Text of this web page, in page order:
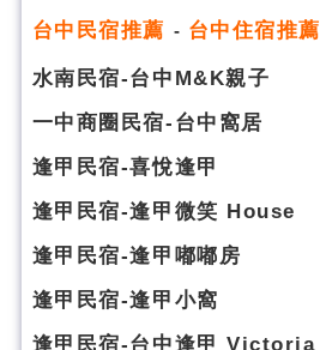
台中民宿推薦 - 台中住宿推薦
水南民宿-台中M&K親子
一中商圈民宿-台中窩居
逢甲民宿-喜悅逢甲
逢甲民宿-逢甲微笑 House
逢甲民宿-逢甲嘟嘟房
逢甲民宿-逢甲小窩
逢甲民宿-台中逢甲 Victoria